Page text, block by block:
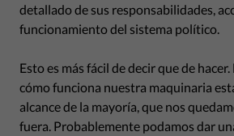
detallado de sus responsabilidades,
funcionamiento del sistema político.
Esto es más fácil de decir que de
cómo funciona nuestra maquinaria
alcance de la mayoría, que nos
fuera. Probablemente podamos dar